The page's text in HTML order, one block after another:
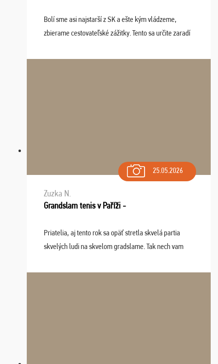
Bolí sme asi najstarší z SK a ešte kým vládzeme,
zbierame cestovateľské zážitky. Tento sa určite zaradí
osudu - pohodový šefík Meďo, dobrá parti ...
25.05.2026
Zuzka N.
Grandslam tenis v Paříži -
Priatelia, aj tento rok sa opäť stretla skvelá partia
skvelých ludi na skvelom gradslame. Tak nech vam
sa na budúci rok. Prajem vam este veľa ta ...